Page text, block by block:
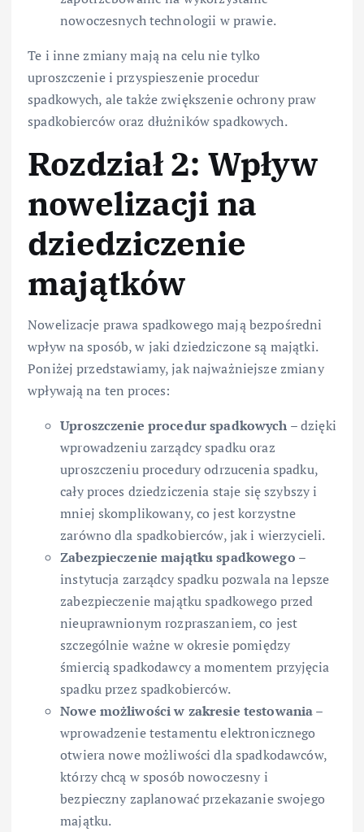
nowoczesnych technologii w prawie.
Te i inne zmiany mają na celu nie tylko
uproszczenie i przyspieszenie procedur
spadkowych, ale także zwiększenie ochrony praw
spadkobierców oraz dłużników spadkowych.
Rozdział 2: Wpływ
nowelizacji na
dziedziczenie
majątków
Nowelizacje prawa spadkowego mają bezpośredni
wpływ na sposób, w jaki dziedziczone są majątki.
Poniżej przedstawiamy, jak najważniejsze zmiany
wpływają na ten proces:
Uproszczenie procedur spadkowych – dzięki
wprowadzeniu zarządcy spadku oraz
uproszczeniu procedury odrzucenia spadku,
cały proces dziedziczenia staje się szybszy i
mniej skomplikowany, co jest korzystne
zarówno dla spadkobierców, jak i wierzycieli.
Zabezpieczenie majątku spadkowego –
instytucja zarządcy spadku pozwala na lepsze
zabezpieczenie majątku spadkowego przed
nieuprawnionym rozpraszaniem, co jest
szczególnie ważne w okresie pomiędzy
śmiercią spadkodawcy a momentem przyjęcia
spadku przez spadkobierców.
Nowe możliwości w zakresie testowania–
wprowadzenie testamentu elektronicznego
otwiera nowe możliwości dla spadkodawców,
którzy chcą w sposób nowoczesny i
bezpieczny zaplanować przekazanie swojego
majątku.